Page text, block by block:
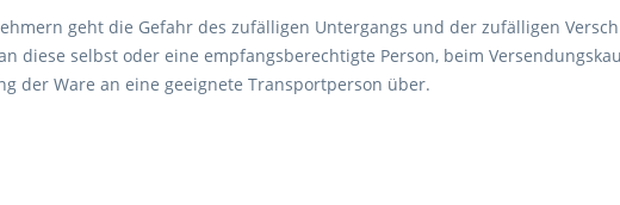
geht die Gefahr des zufälligen Untergangs und der zufälligen
diese selbst oder eine empfangsberechtigte Person, beim
der Ware an eine geeignete Transportperson über.